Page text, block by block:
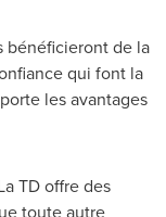
bénéficieront de la
qui font la
les avantages
TD offre des